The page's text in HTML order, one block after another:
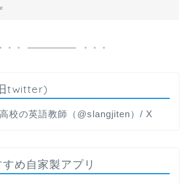
twitter)
校の英語教師（@slangjiten）/ X
め自家製アプリ